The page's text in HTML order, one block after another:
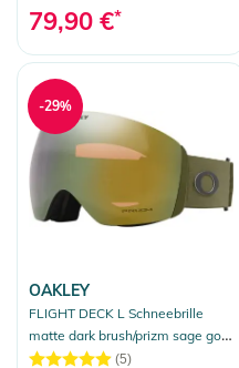
79,90 €*
OAKLEY
FLIGHT DECK L Schneebrille
matte dark brush/prizm sage gold
iridium
(5)
-29%